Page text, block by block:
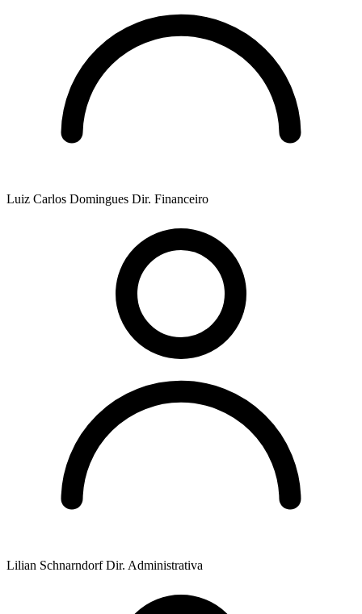
Luiz Carlos Domingues Dir. Financeiro
Lilian Schnarndorf Dir. Administrativa